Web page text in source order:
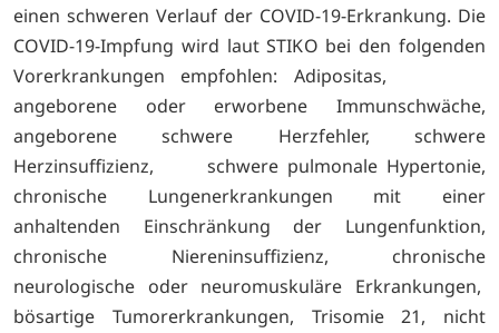
einen schweren Verlauf der COVID-19-Erkrankung. Die
COVID-19-Impfung wird laut STIKO bei den folgenden
Vorerkrankungen empfohlen: Adipositas,
angeborene oder erworbene Immunschwäche,
angeborene schwere Herzfehler, schwere
Herzinsuffizienz, schwere pulmonale Hypertonie,
chronische Lungenerkrankungen mit einer
anhaltenden Einschränkung der Lungenfunktion,
chronische Niereninsuffizienz, chronische
neurologische oder neuromuskuläre Erkrankungen,
bösartige Tumorerkrankungen, Trisomie 21, nicht